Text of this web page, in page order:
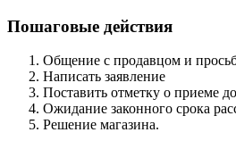
Пошаговые действия
Общение с продавцом и
Написать заявление
Поставить отметку о приеме
Ожидание законного срока
Решение магазина.